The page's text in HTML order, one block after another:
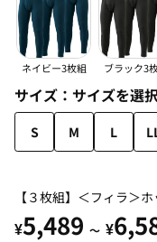
ネイビー3枚組 ブラック3
サイズ： サイズを選
S M L
【３枚組】＜フィラ＞
¥5,489 ～ ¥